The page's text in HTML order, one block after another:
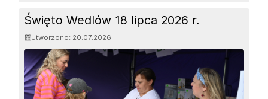
Święto Wedlów 18 lipca 2026 r.
Utworzono: 20.07.2026